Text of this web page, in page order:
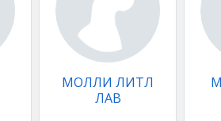
МОЛЛИ ЛИТЛ
ЛАВ